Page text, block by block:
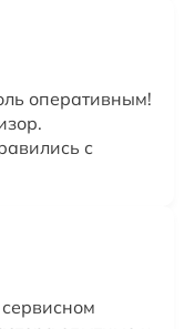
оперативным!
с